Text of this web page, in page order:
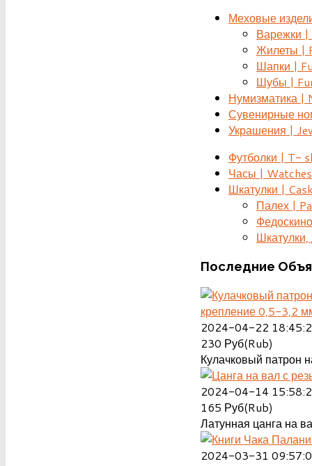
Меховые
Варежки
Жилеты |
Шапки |
Шубы |
Нумизматика |
Сувенирные
Украшения |
Футболки | T-
Часы | Watches
Шкатулки |
Палех |
Последние
крепление 0,5-3,2
2024-04-22
230 Руб(Rub)
Кулачковый патрон
2024-04-14
165 Руб(Rub)
Латунная цанга на
2024-03-31